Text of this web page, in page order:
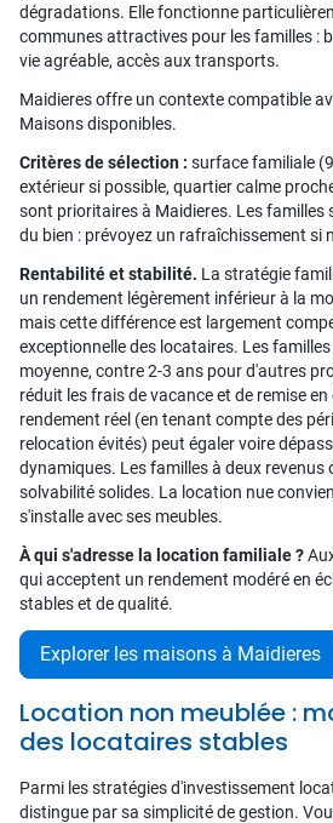
dégradations. Elle fonctionne
communes attractives pour les familles :
vie agréable, accès aux transports.
Maidieres offre un contexte compatible
Maisons disponibles.
Critères de sélection : surface familiale
extérieur si possible, quartier calme
sont prioritaires à Maidieres. Les familles
du bien : prévoyez un rafraîchissement si
Rentabilité et stabilité. La stratégie
un rendement légèrement inférieur à la
mais cette différence est largement
exceptionnelle des locataires. Les
moyenne, contre 2-3 ans pour d'autres
réduit les frais de vacance et de remise
rendement réel (en tenant compte des
relocation évités) peut égaler voire
dynamiques. Les familles à deux
solvabilité solides. La location nue
s'installe avec ses meubles.
À qui s'adresse la location familiale ?
qui acceptent un rendement modéré en
stables et de qualité.
Explorer les maisons à Maidieres
Location non meublée :
des locataires stables
Parmi les stratégies d'investissement
distingue par sa simplicité de gestion.